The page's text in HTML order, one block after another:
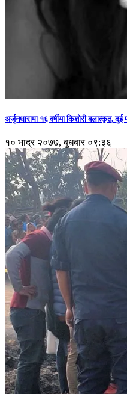
अर्जुनधारामा १६ वर्षीया किशोरी बलात्कृत,
१० भाद्र २०७७, बुधबार ०९:३६